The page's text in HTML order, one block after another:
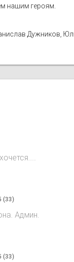
нашим героям.
Дужников,
(33)
Админ.
(33)